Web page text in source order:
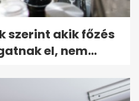
szerint akik főzés
el, nem...